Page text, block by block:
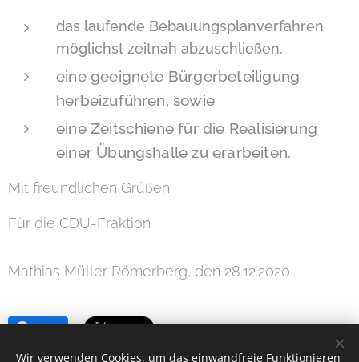
das laufende Bebauungsplanverfahren
möglichst zeitnah abzuschließen,
eine geeignete Bürgerbeteiligung
herbeizuführen, sowie
eine Zeitschiene für die Realisierung
einer Übungshalle zu erarbeiten.
Mit freundlichen Grüßen
Für die CDU-Fraktion
Mathias Müller Römerberg, den 28.12.2020
Share
Wir verwenden Cookies, um das einwandfreie Funktionieren